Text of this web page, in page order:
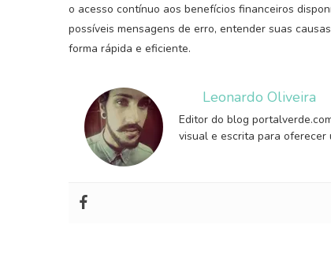
o acesso contínuo aos benefícios financeiros
possíveis mensagens de erro, entender suas
forma rápida e eficiente.
Leonardo Oliveira
Editor do blog
visual e escrita para oferecer